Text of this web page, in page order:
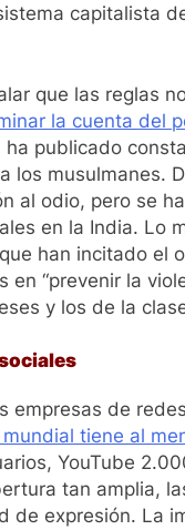
capitalista
que las reglas
la cuenta del
publicado
los musulmanes.
al odio, pero se
en la India. Lo
han incitado el
en “prevenir la
y los de la
empresas de
tiene al
YouTube
tan amplia,
de expresión. La